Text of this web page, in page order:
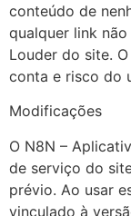
conteúdo de
qualquer link
Louder do site.
conta e risco do
Modificações
O N8N –
de serviço do
prévio. Ao usar
vinculado à